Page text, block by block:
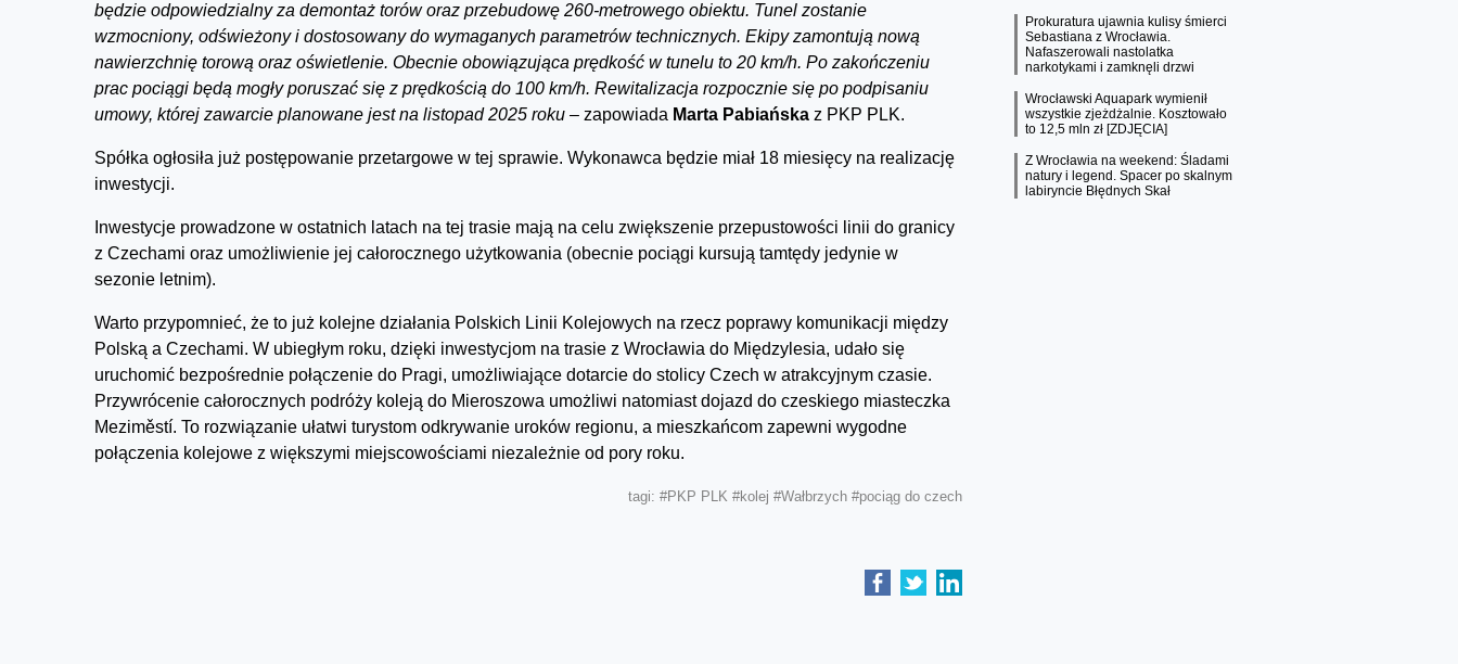
będzie odpowiedzialny za demontaż torów oraz przebudowę 260-metrowego obiektu. Tunel zostanie
wzmocniony, odświeżony i dostosowany do wymaganych parametrów technicznych. Ekipy zamontują nową
nawierzchnię torową oraz oświetlenie. Obecnie obowiązująca prędkość w tunelu to 20 km/h. Po zakończeniu
prac pociągi będą mogły poruszać się z prędkością do 100 km/h. Rewitalizacja rozpocznie się po podpisaniu
umowy, której zawarcie planowane jest na listopad 2025 roku – zapowiada Marta Pabiańska z PKP PLK.
Spółka ogłosiła już postępowanie przetargowe w tej sprawie. Wykonawca będzie miał 18 miesięcy na realizację
inwestycji.
Inwestycje prowadzone w ostatnich latach na tej trasie mają na celu zwiększenie przepustowości linii do granicy
z Czechami oraz umożliwienie jej całorocznego użytkowania (obecnie pociągi kursują tamtędy jedynie w
sezonie letnim).
Warto przypomnieć, że to już kolejne działania Polskich Linii Kolejowych na rzecz poprawy komunikacji między
Polską a Czechami. W ubiegłym roku, dzięki inwestycjom na trasie z Wrocławia do Międzylesia, udało się
uruchomić bezpośrednie połączenie do Pragi, umożliwiające dotarcie do stolicy Czech w atrakcyjnym czasie.
Przywrócenie całorocznych podróży koleją do Mieroszowa umożliwi natomiast dojazd do czeskiego miasteczka
Meziměstí. To rozwiązanie ułatwi turystom odkrywanie uroków regionu, a mieszkańcom zapewni wygodne
połączenia kolejowe z większymi miejscowościami niezależnie od pory roku.
tagi: #PKP PLK #kolej #Wałbrzych #pociąg do czech
Prokuratura ujawnia kulisy śmierci
Sebastiana z Wrocławia.
Nafaszerowali nastolatka
narkotykami i zamknęli drzwi
Wrocławski Aquapark wymienił
wszystkie zjeżdżalnie. Kosztowało
to 12,5 mln zł [ZDJĘCIA]
Z Wrocławia na weekend: Śladami
natury i legend. Spacer po skalnym
labiryncie Błędnych Skał